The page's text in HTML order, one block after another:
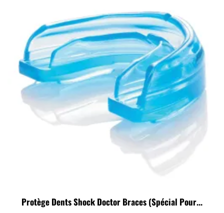
Protège Dents Shock Doctor Braces (spécial Pour...